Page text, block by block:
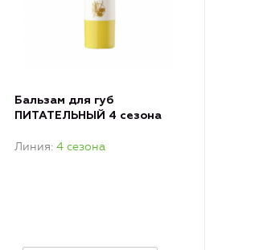
Бальзам для губ
ПИТАТЕЛЬНЫЙ 4 сезона
Линия 4 сезона